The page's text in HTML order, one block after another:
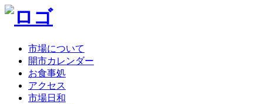
市場について
開市カレンダー
お食事処
アクセス
市場日和